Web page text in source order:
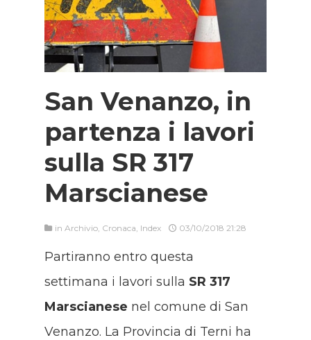
San Venanzo, in
partenza i lavori
sulla SR 317
Marscianese
in Archivio Cronaca Index 03/10/2018 21:28
Partiranno entro questa
settimana i lavori sulla SR 317
Marscianese nel comune di San
Venanzo. La Provincia di Terni ha